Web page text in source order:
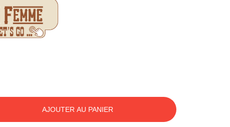
AJOUTER AU PANIER